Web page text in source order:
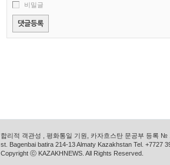
비밀글
합리적 객관성 , 평화통일 기원, 카자흐스탄 문공부 등록
st. Bagenbai batira 214-13 Almaty Kazakhstan Tel. +7727
Copyright ⓒ KAZAKHNEWS. All Rights Reserved.